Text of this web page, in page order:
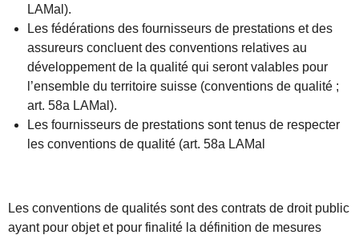
LAMal).
Les fédérations des fournisseurs de prestations et des
assureurs concluent des conventions relatives au
développement de la qualité qui seront valables pour
l’ensemble du territoire suisse (conventions de qualité ;
art. 58a LAMal).
Les fournisseurs de prestations sont tenus de respecter
les conventions de qualité (art. 58a LAMal
Les conventions de qualités sont des contrats de droit public
ayant pour objet et pour finalité la définition de mesures